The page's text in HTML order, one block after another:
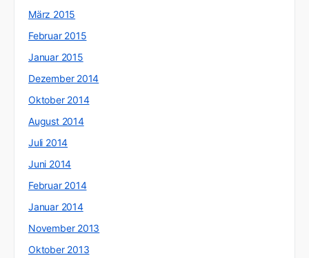
März 2015
Februar 2015
Januar 2015
Dezember 2014
Oktober 2014
August 2014
Juli 2014
Juni 2014
Februar 2014
Januar 2014
November 2013
Oktober 2013